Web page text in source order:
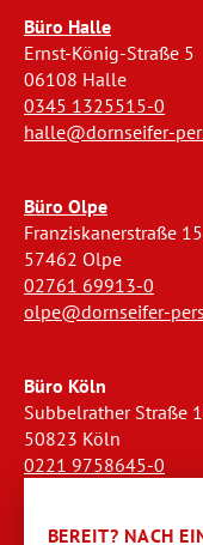
Büro Halle
Ernst-König-Straße 5
06108 Halle
0345 1325515-0
halle@dornseifer-
Büro Olpe
Franziskanerstraße
57462 Olpe
02761 69913-0
olpe@dornseifer-
Büro Köln
Subbelrather Straße
50823 Köln
0221 9758645-0
BEREIT? NACH